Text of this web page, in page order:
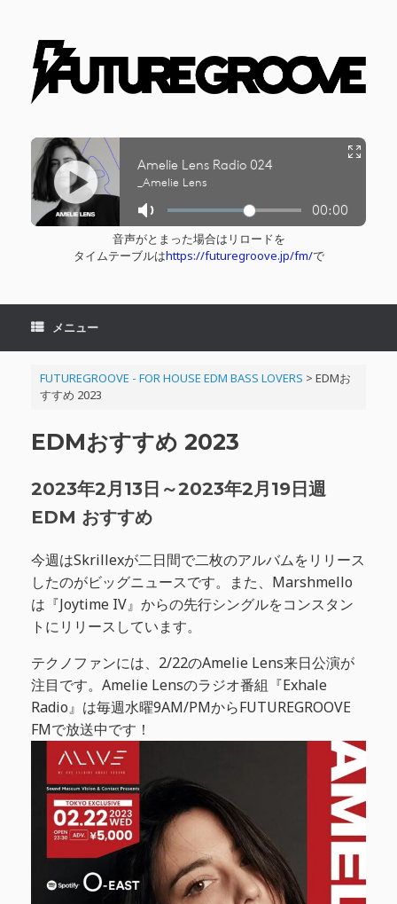
音声がとまった場合はリロードを
タイムテーブルはhttps://futuregroove.jp/fm/で
メニュー
FUTUREGROOVE - FOR HOUSE EDM BASS LOVERS > EDMお
すすめ 2023
EDMおすすめ 2023
2023年2月13日～2023年2月19日週
EDM おすすめ
今週はSkrillexが二日間で二枚のアルバムをリリース
したのがビッグニュースです。また、Marshmello
は『Joytime IV』からの先行シングルをコンスタン
トにリリースしています。
テクノファンには、2/22のAmelie Lens来日公演が
注目です。Amelie Lensのラジオ番組『Exhale
Radio』は毎週水曜9AM/PMからFUTUREGROOVE
FMで放送中です！